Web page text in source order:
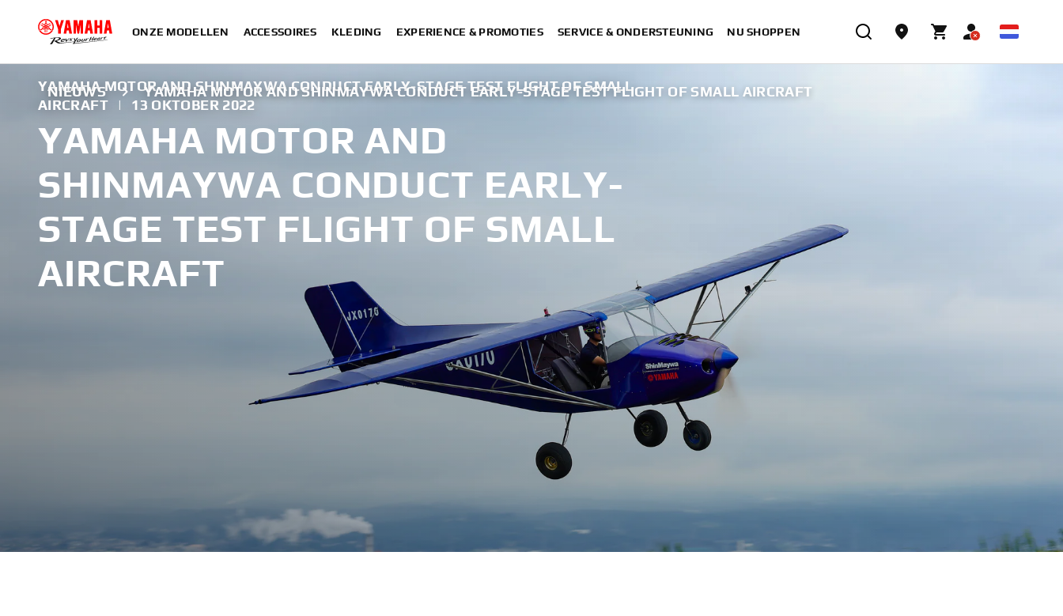
ONZE MODELLEN ACCESSOIRES KLEDING EXPERIENCE & PROMOTIES SERVICE & ONDERSTEUNING NU SHOPPEN
NIEUWS YAMAHA MOTOR AND SHINMAYWA CONDUCT EARLY-STAGE TEST FLIGHT OF SMALL AIRCRAFT
YAMAHA MOTOR AND SHINMAYWA CONDUCT EARLY-STAGE TEST FLIGHT OF SMALL
AIRCRAFT
| 13 OKTOBER 2022
YAMAHA MOTOR AND
SHINMAYWA CONDUCT EARLY-
STAGE TEST FLIGHT OF SMALL
AIRCRAFT